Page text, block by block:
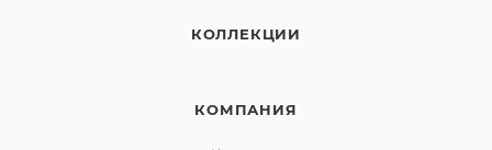
КОЛЛЕКЦИИ
КОМПАНИЯ